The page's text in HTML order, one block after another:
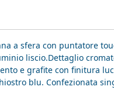
a sfera con puntatore
liscio.Dettaglio
e grafite con finitura
blu. Confezionata